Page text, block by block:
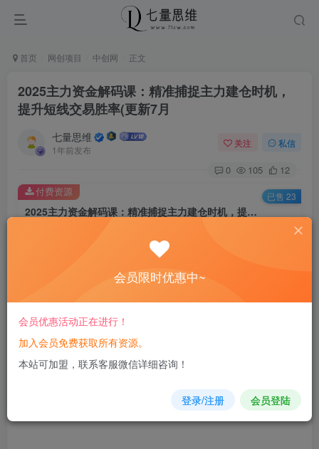
首页 网创项目 中创网 正文
2025主力资金解码课：精准捕捉主力建仓时机，
提升短线交易胜率(更新7月
七量思维
1年前发布
关注 私信
0 105 12
2025主力资金解码课：精准捕捉主力建仓时机，提升短线交易胜率(更新7月
8.8
免费
您当前未登录！建议登陆后购买，可保存购买订单
付费资源 已售 23
会员限时优惠中~
会员优惠活动正在进行！
加入会员免费获取所有资源。
本站可加盟，联系客服微信详细咨询！
登录/注册 会员登陆